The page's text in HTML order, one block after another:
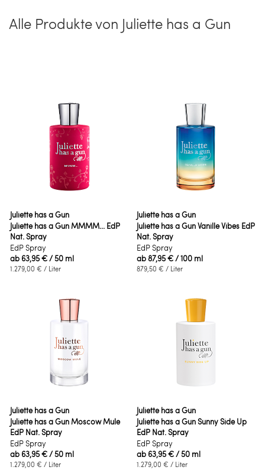
Alle Produkte von Juliette has a Gun
Juliette has a Gun
Juliette has a Gun MMMM... EdP
Nat. Spray
EdP Spray
ab 63,95 €/ 50 ml
1.279,00 € / Liter
Juliette has a Gun
Juliette has a Gun Vanille Vibes EdP
Nat. Spray
EdP Spray
ab87,95 €/ 100 ml
879,50 € / Liter
Juliette has a Gun
Juliette has a Gun Moscow Mule
EdP Nat. Spray
EdP Spray
ab 63,95 €/ 50 ml
1.279,00 € / Liter
Juliette has a Gun
Juliette has a Gun Sunny Side Up
EdP Nat. Spray
EdP Spray
ab 63,95 €/ 50 ml
1.279,00 € / Liter